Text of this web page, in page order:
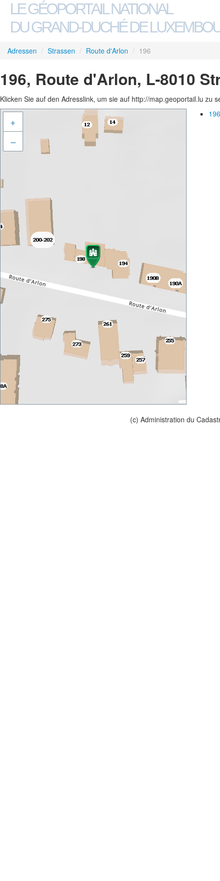
LE GÉOPORTAIL NATIONAL
DU GRAND-DUCHÉ DE
Adressen / Strassen / Route d'Arlon / 196
196, Route d'Arlon, L-8010
Klicken Sie auf den Adresslink, um sie auf http://map.geoportail.lu zu
+
–
(c) Administration du